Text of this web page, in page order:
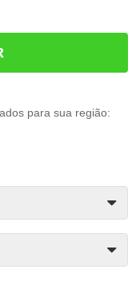
para sua região: